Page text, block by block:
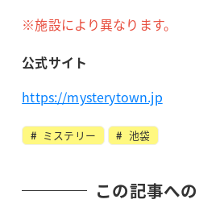
※施設により異なります。
公式サイト
https://mysterytown.jp
ミステリー 池袋
この記事へ